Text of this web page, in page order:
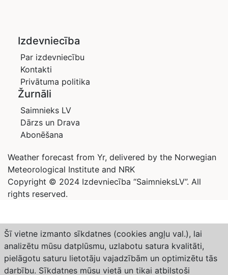
Izdevniecība
Par izdevniecību
Kontakti
Privātuma politika
Žurnāli
Saimnieks LV
Dārzs un Drava
Abonēšana
Weather forecast from Yr, delivered by the Norwegian
Meteorological Institute and NRK
Copyright © 2024 Izdevniecība “SaimnieksLV”. All
rights reserved.
Šī vietne izmanto sīkdatnes (cookies angļu val.), lai
analizētu mūsu datplūsmu, uzlabotu satura kvalitāti,
pielāgotu saturu lietotāju vajadzībām un optimizētu tās
darbību. Sīkdatnes mūsu vietā un tikai atbilstoši